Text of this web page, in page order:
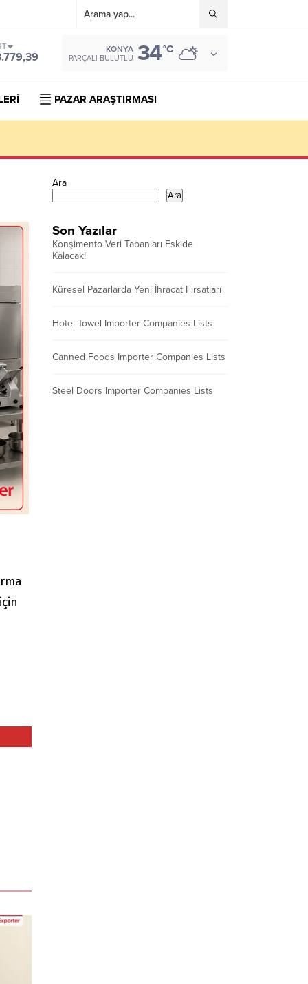
KONYA
PARÇALI BULUTLU 34°C
PAZAR ARAŞTIRMASI
Ara
Ara
Son Yazılar
Konşimento Veri Tabanları Eskide
Kalacak!
Küresel Pazarlarda Yeni İhracat Fırsatları
Hotel Towel Importer Companies Lists
Canned Foods Importer Companies Lists
Steel Doors Importer Companies Lists